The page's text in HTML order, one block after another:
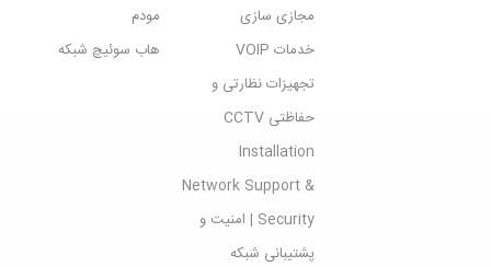
مجازی سازی
خدمات VOIP
تجهیزات نظارتی و
حفاظتی CCTV
Installation
Network Support &
Security | امنیت و
پشتیبانی شبکه
مودم
هاب سوئیچ شبکه